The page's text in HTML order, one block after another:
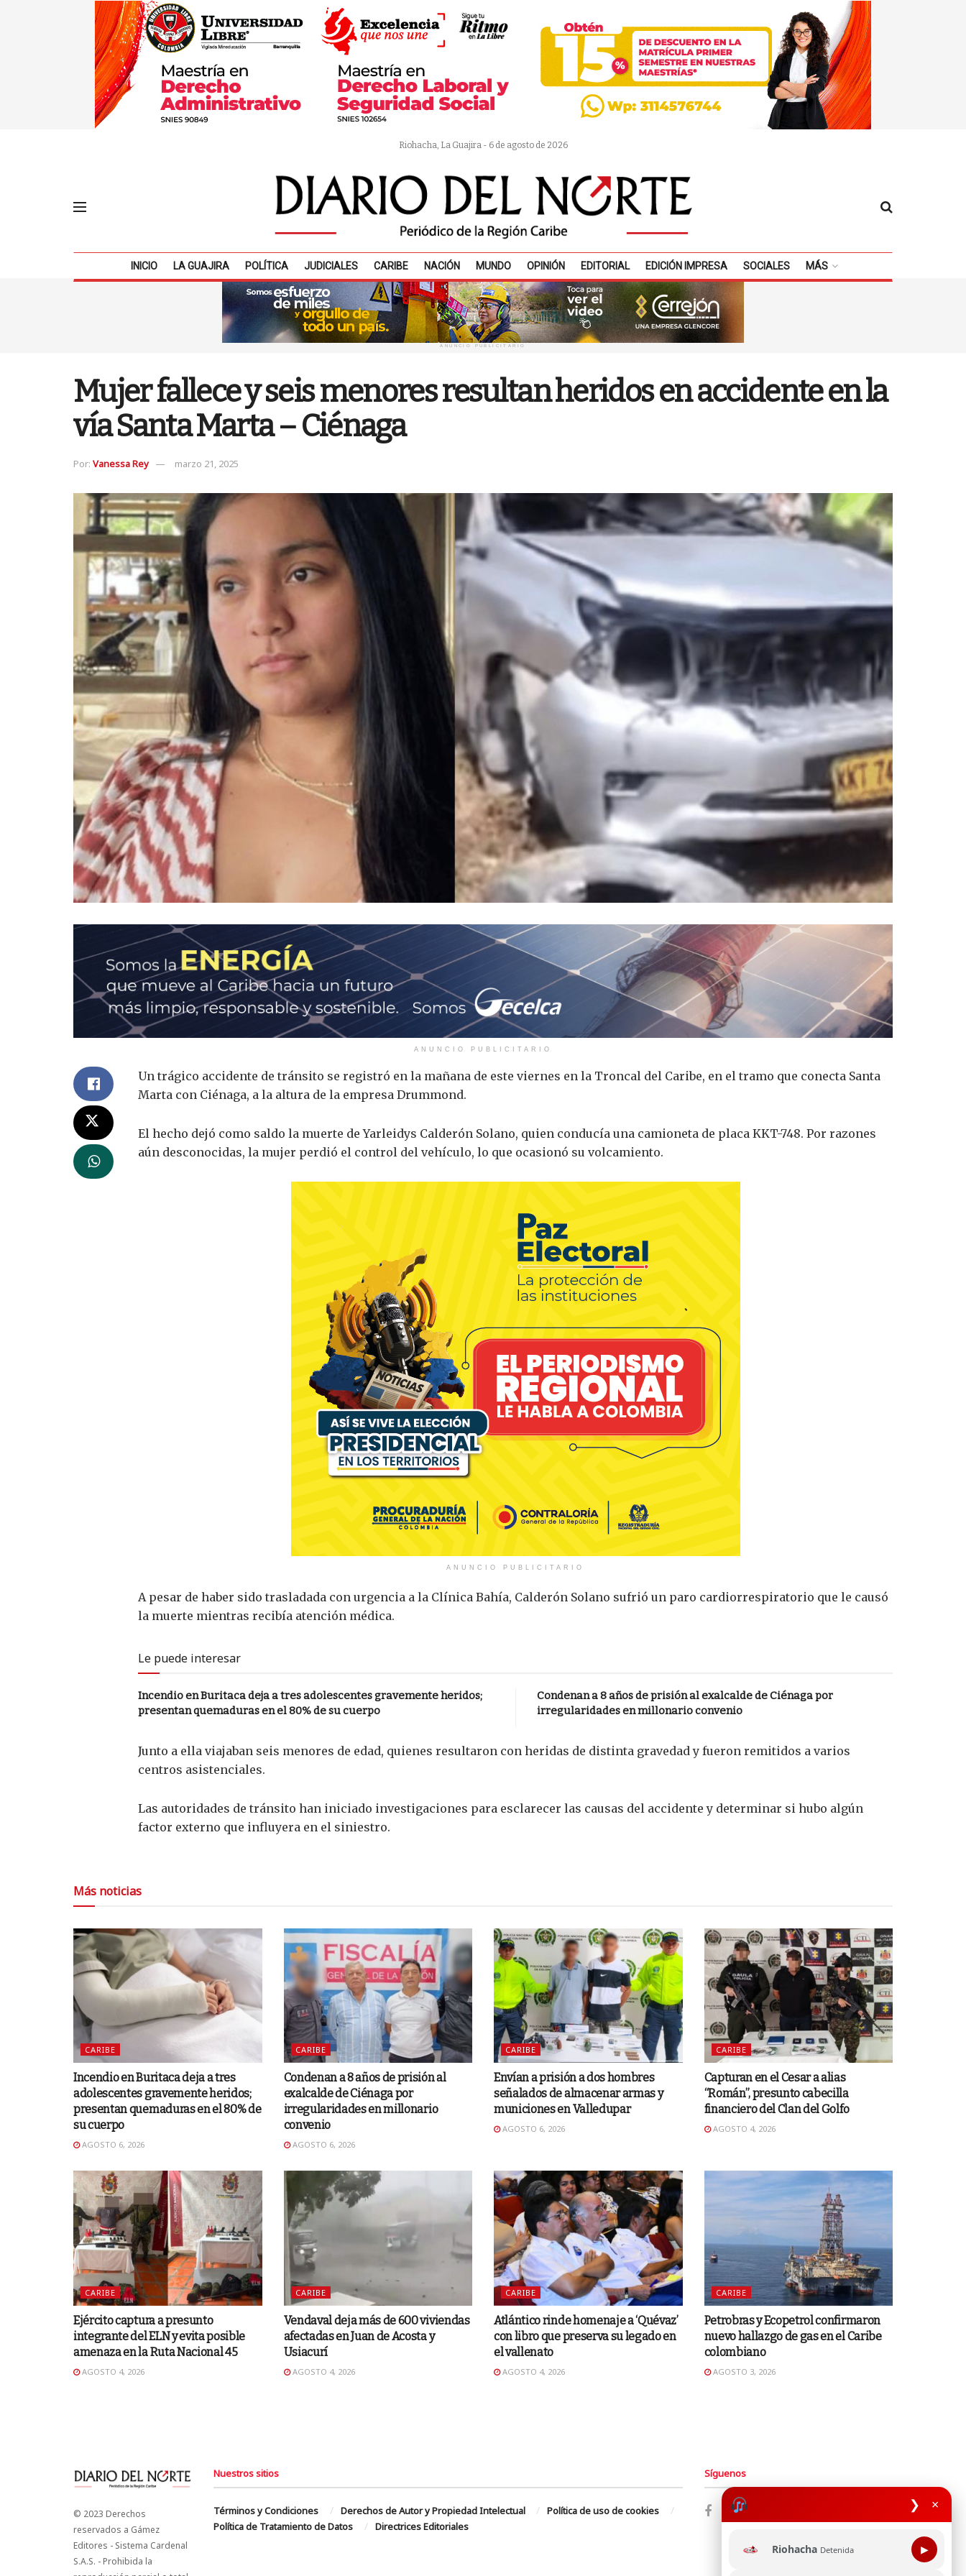
❯ ×
Riohacha Detenida ▶
Riohacha, La Guajira - 6 de agosto de 2026
INICIO LA GUAJIRA POLÍTICA JUDICIALES CARIBE NACIÓN MUNDO OPINIÓN EDITORIAL EDICIÓN IMPRESA SOCIALES MÁS
ANUNCIO PUBLICITARIO
Mujer fallece y seis menores resultan heridos en accidente en la
vía Santa Marta – Ciénaga
Por: Vanessa Rey marzo 21, 2025
ANUNCIO PUBLICITARIO
Un trágico accidente de tránsito se registró en la mañana de este viernes en la Troncal del Caribe, en el tramo que conecta Santa
Marta con Ciénaga, a la altura de la empresa Drummond.
El hecho dejó como saldo la muerte de Yarleidys Calderón Solano, quien conducía una camioneta de placa KKT-748. Por razones
aún desconocidas, la mujer perdió el control del vehículo, lo que ocasionó su volcamiento.
ANUNCIO PUBLICITARIO
A pesar de haber sido trasladada con urgencia a la Clínica Bahía, Calderón Solano sufrió un paro cardiorrespiratorio que le causó
la muerte mientras recibía atención médica.
Le puede interesar
Incendio en Buritaca deja a tres adolescentes gravemente heridos;
presentan quemaduras en el 80% de su cuerpo
Condenan a 8 años de prisión al exalcalde de Ciénaga por
irregularidades en millonario convenio
Junto a ella viajaban seis menores de edad, quienes resultaron con heridas de distinta gravedad y fueron remitidos a varios
centros asistenciales.
Las autoridades de tránsito han iniciado investigaciones para esclarecer las causas del accidente y determinar si hubo algún
factor externo que influyera en el siniestro.
Más noticias
CARIBE
Incendio en Buritaca deja a tres
adolescentes gravemente heridos;
presentan quemaduras en el 80% de
su cuerpo
AGOSTO 6, 2026
CARIBE
Condenan a 8 años de prisión al
exalcalde de Ciénaga por
irregularidades en millonario
convenio
AGOSTO 6, 2026
CARIBE
Envían a prisión a dos hombres
señalados de almacenar armas y
municiones en Valledupar
AGOSTO 6, 2026
CARIBE
Capturan en el Cesar a alias
“Román”, presunto cabecilla
financiero del Clan del Golfo
AGOSTO 4, 2026
CARIBE
Ejército captura a presunto
integrante del ELN y evita posible
amenaza en la Ruta Nacional 45
AGOSTO 4, 2026
CARIBE
Vendaval deja más de 600 viviendas
afectadas en Juan de Acosta y
Usiacurí
AGOSTO 4, 2026
CARIBE
Atlántico rinde homenaje a ‘Quévaz’
con libro que preserva su legado en
el vallenato
AGOSTO 4, 2026
CARIBE
Petrobras y Ecopetrol confirmaron
nuevo hallazgo de gas en el Caribe
colombiano
AGOSTO 3, 2026
© 2023 Derechos
reservados a Gámez
Editores - Sistema Cardenal
S.A.S. - Prohibida la
Nuestros sitios
Términos y Condiciones Derechos de Autor y Propiedad Intelectual
Política de uso de cookies
Política de Tratamiento de Datos
Directrices Editoriales
Síguenos